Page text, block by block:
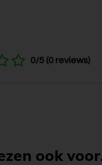
0/5 (0 reviews)
ook